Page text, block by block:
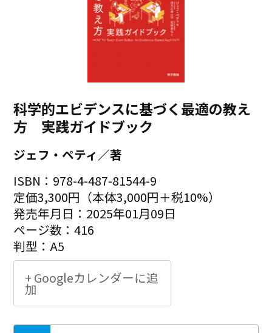
科学的エビデンスに基づく最適の教え
方 実践ガイドブック
ジェフ・ペティ／著
ISBN：978-4-487-81544-9
定価3,300円（本体3,000円＋税10%）
発売年月日：2025年01月09日
ページ数：416
判型：A5
+ Googleカレンダーに追
加